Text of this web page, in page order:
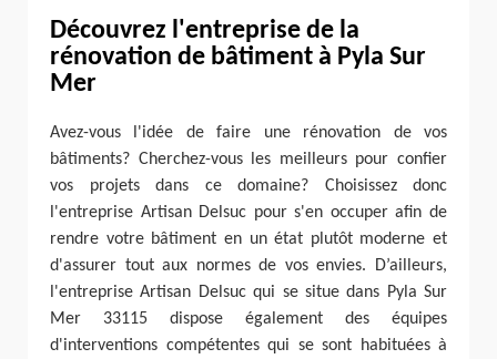
Découvrez l'entreprise de la
rénovation de bâtiment à Pyla Sur
Mer
Avez-vous l'idée de faire une rénovation de vos
bâtiments? Cherchez-vous les meilleurs pour confier
vos projets dans ce domaine? Choisissez donc
l'entreprise Artisan Delsuc pour s'en occuper afin de
rendre votre bâtiment en un état plutôt moderne et
d'assurer tout aux normes de vos envies. D’ailleurs,
l'entreprise Artisan Delsuc qui se situe dans Pyla Sur
Mer 33115 dispose également des équipes
d'interventions compétentes qui se sont habituées à